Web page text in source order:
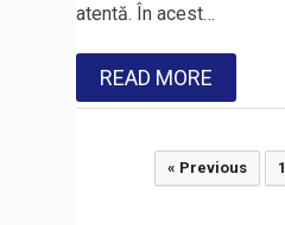
atentă. În acest…
READ MORE
Paginație« Previous 1